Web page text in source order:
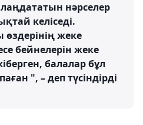
нәрселер
келіседі.
жеке
бейнелерін жеке
балалар бұл
", – деп түсіндірді